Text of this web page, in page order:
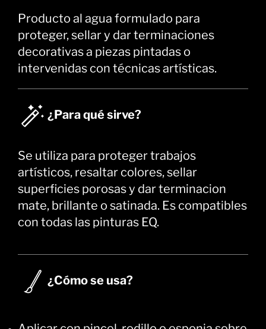
Producto al agua formulado para
proteger, sellar y dar terminaciones
decorativas a piezas pintadas o
intervenidas con técnicas artísticas.
¿Para qué sirve?
Se utiliza para proteger trabajos
artísticos, resaltar colores, sellar
superficies porosas y dar terminacion
mate, brillante o satinada. Es compatibles
con todas las pinturas EQ.
¿Cómo se usa?